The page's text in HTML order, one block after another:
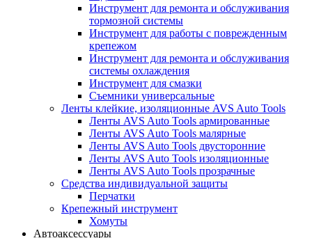
Инструмент для ремонта и обслуживания
тормозной системы
Инструмент для работы с поврежденным
крепежом
Инструмент для ремонта и обслуживания
системы охлаждения
Инструмент для смазки
Съемники универсальные
Ленты клейкие, изоляционные AVS Auto Tools
Ленты AVS Auto Tools армированные
Ленты AVS Auto Tools малярные
Ленты AVS Auto Tools двусторонние
Ленты AVS Auto Tools изоляционные
Ленты AVS Auto Tools прозрачные
Средства индивидуальной защиты
Перчатки
Крепежный инструмент
Хомуты
Автоаксессуары